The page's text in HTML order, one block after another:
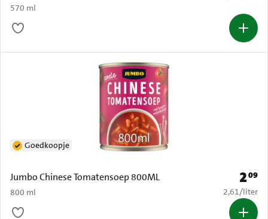
570 ml
Jumbo Chinese Tomatensoep 800ML
800 ml
Goedkoopje
Prijs:
209
€ 2,61 per
2,61/liter